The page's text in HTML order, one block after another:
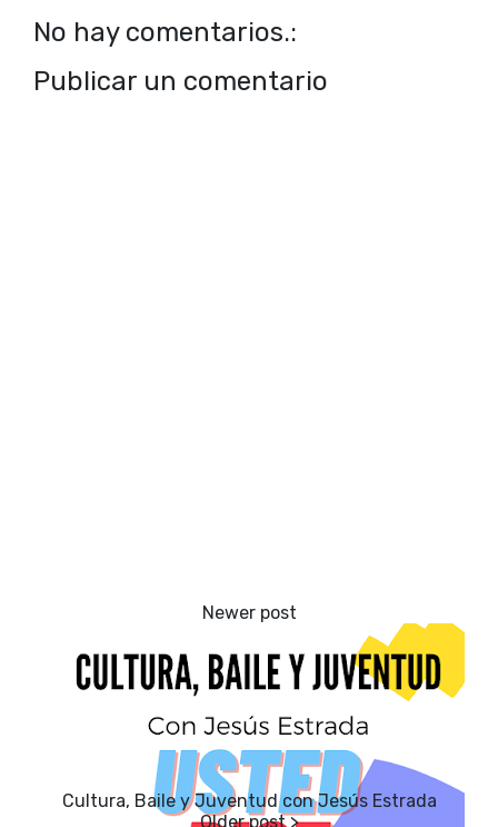
No hay comentarios.:
Publicar un comentario
Cultura, Baile y Juventud con Jesús Estrada